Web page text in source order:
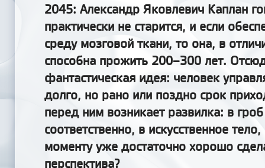
2045: Александр Яковлевич Каплан
практически не старится, и если
среду мозговой ткани, то она, в
способна прожить 200–300 лет.
фантастическая идея: человек
долго, но рано или поздно срок
перед ним возникает развилка: в
соответственно, в искусственное
моменту уже достаточно хорошо
перспектива?